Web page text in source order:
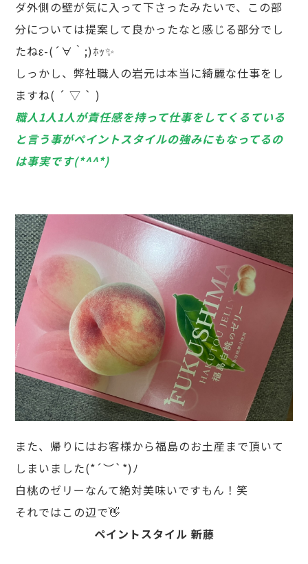
ダ外側の壁が気に入って下さったみたいで、この部
分については提案して良かったなと感じる部分でし
たねε-(´∀｀;)ﾎｯ✨
しっかし、弊社職人の岩元は本当に綺麗な仕事をし
ますね( ´ ▽ ` )
職人1人1人が責任感を持って仕事をしてくるている
と言う事がペイントスタイルの強みにもなってるの
は事実です(*^^*)
また、帰りにはお客様から福島のお土産まで頂いて
しまいました(*´︶`*)ﾉ
白桃のゼリーなんて絶対美味いですもん！笑
それではこの辺で👋
ペイントスタイル 新藤